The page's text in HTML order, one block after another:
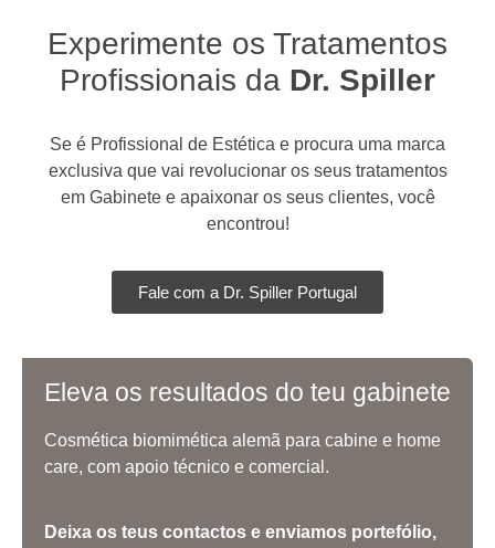
Experimente os Tratamentos
Profissionais da Dr. Spiller
Se é Profissional de Estética e procura uma marca
exclusiva que vai revolucionar os seus tratamentos
em Gabinete e apaixonar os seus clientes, você
encontrou!
Fale com a Dr. Spiller Portugal
Eleva os resultados do teu gabinete
Cosmética biomimética alemã para cabine e home
care, com apoio técnico e comercial.
Deixa os teus contactos e enviamos portefólio,